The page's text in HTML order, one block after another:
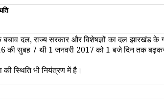
दल, राज्य सरकार और विशेषज्ञों का दल झारखंड के
की सुबह 7 थी 1 जनवरी 2017 को 1 बजे दिन तक
स्थिति भी नियंत्रण में है।